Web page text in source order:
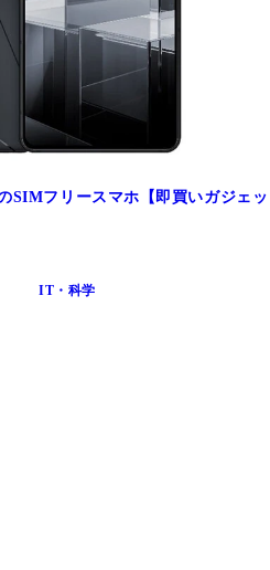
SIMフリースマホ【即買いガジェッ
IT・科学